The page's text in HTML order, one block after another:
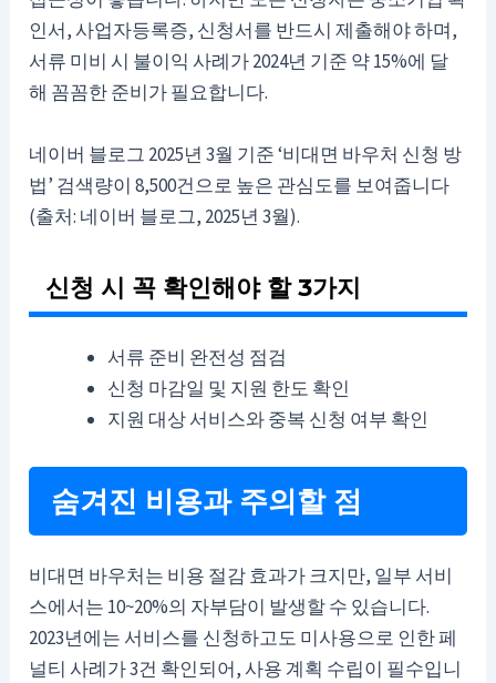
인서, 사업자등록증, 신청서를 반드시 제출해야 하며,
서류 미비 시 불이익 사례가 2024년 기준 약 15%에 달
해 꼼꼼한 준비가 필요합니다.
네이버 블로그 2025년 3월 기준 ‘비대면 바우처 신청 방
법’ 검색량이 8,500건으로 높은 관심도를 보여줍니다
(출처: 네이버 블로그, 2025년 3월).
신청 시 꼭 확인해야 할 3가지
서류 준비 완전성 점검
신청 마감일 및 지원 한도 확인
지원 대상 서비스와 중복 신청 여부 확인
숨겨진 비용과 주의할 점
비대면 바우처는 비용 절감 효과가 크지만, 일부 서비
스에서는 10~20%의 자부담이 발생할 수 있습니다.
2023년에는 서비스를 신청하고도 미사용으로 인한 페
널티 사례가 3건 확인되어, 사용 계획 수립이 필수입니